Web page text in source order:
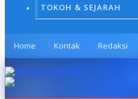
TOKOH & SEJARAH
Home Kontak Redaksi